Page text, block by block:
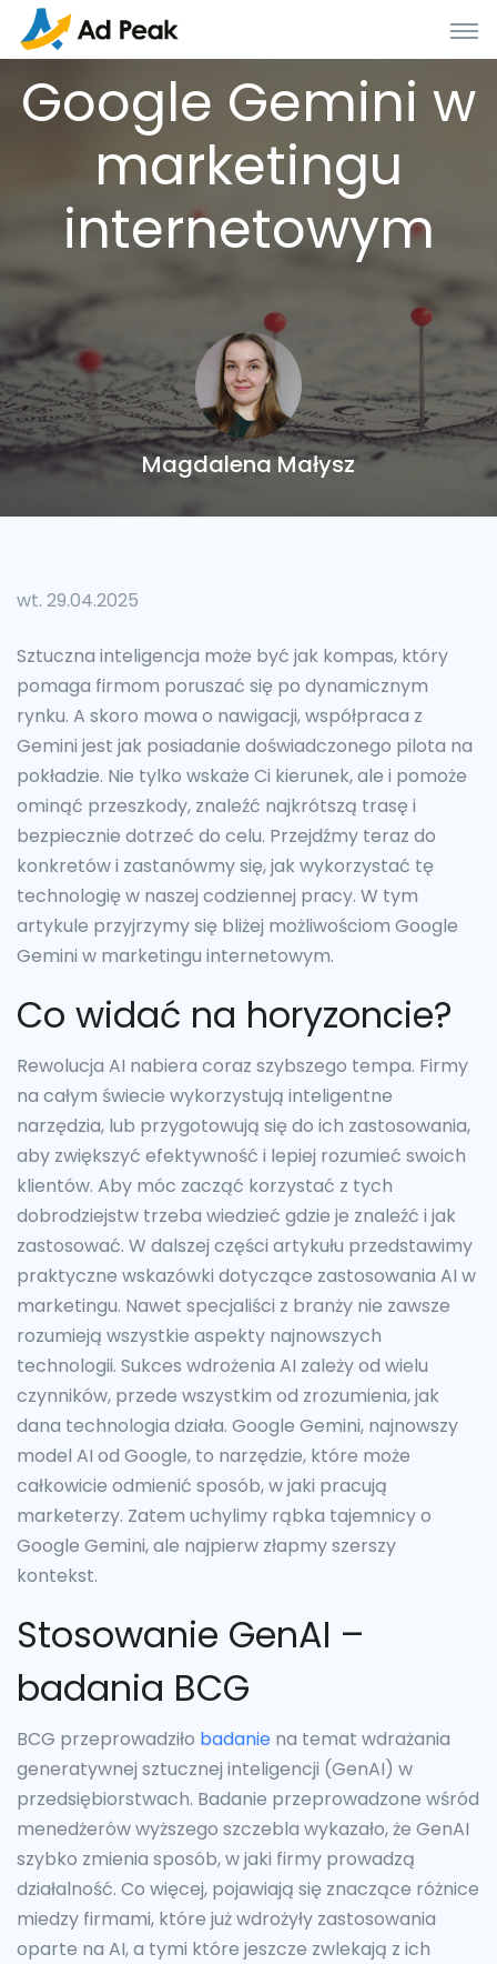
Google Gemini w
marketingu
internetowym
Magdalena Małysz
wt. 29.04.2025
Sztuczna inteligencja może być jak kompas, który
pomaga firmom poruszać się po dynamicznym
rynku. A skoro mowa o nawigacji, współpraca z
Gemini jest jak posiadanie doświadczonego pilota na
pokładzie. Nie tylko wskaże Ci kierunek, ale i pomoże
ominąć przeszkody, znaleźć najkrótszą trasę i
bezpiecznie dotrzeć do celu. Przejdźmy teraz do
konkretów i zastanówmy się, jak wykorzystać tę
technologię w naszej codziennej pracy. W tym
artykule przyjrzymy się bliżej możliwościom Google
Gemini w marketingu internetowym.
Co widać na horyzoncie?
Rewolucja AI nabiera coraz szybszego tempa. Firmy
na całym świecie wykorzystują inteligentne
narzędzia, lub przygotowują się do ich zastosowania,
aby zwiększyć efektywność i lepiej rozumieć swoich
klientów. Aby móc zacząć korzystać z tych
dobrodziejstw trzeba wiedzieć gdzie je znaleźć i jak
zastosować. W dalszej części artykułu przedstawimy
praktyczne wskazówki dotyczące zastosowania AI w
marketingu. Nawet specjaliści z branży nie zawsze
rozumieją wszystkie aspekty najnowszych
technologii. Sukces wdrożenia AI zależy od wielu
czynników, przede wszystkim od zrozumienia, jak
dana technologia działa. Google Gemini, najnowszy
model AI od Google, to narzędzie, które może
całkowicie odmienić sposób, w jaki pracują
marketerzy. Zatem uchylimy rąbka tajemnicy o
Google Gemini, ale najpierw złapmy szerszy
kontekst.
Stosowanie GenAI –
badania BCG
BCG przeprowadziło badanie na temat wdrażania
generatywnej sztucznej inteligencji (GenAI) w
przedsiębiorstwach. Badanie przeprowadzone wśród
menedżerów wyższego szczebla wykazało, że GenAI
szybko zmienia sposób, w jaki firmy prowadzą
działalność. Co więcej, pojawiają się znaczące różnice
miedzy firmami, które już wdrożyły zastosowania
oparte na AI, a tymi które jeszcze zwlekają z ich